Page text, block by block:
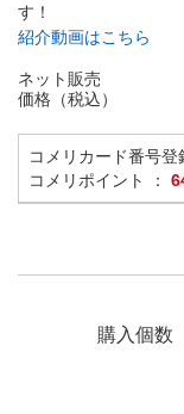
す！
紹介動画はこちら
ネット販売
価格（税込）
コメリカード番号
コメリポイント ：
購入個数